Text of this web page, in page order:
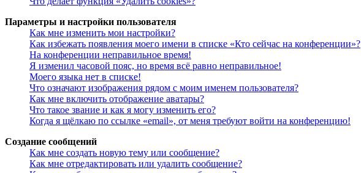
Параметры и настройки пользователя
Как мне изменить мои настройки?
Как избежать появления моего имени в списке «Кто сейчас на конференции»?
На конференции неправильное время!
Я изменил часовой пояс, но время всё равно неправильное!
Моего языка нет в списке!
Что означают изображения рядом с моим именем пользователя?
Как мне включить отображение аватары?
Что такое звание и как я могу изменить его?
Когда я щёлкаю по ссылке «email», от меня требуют войти на конференцию!
Создание сообщений
Как мне создать новую тему или сообщение?
Как мне отредактировать или удалить сообщение?